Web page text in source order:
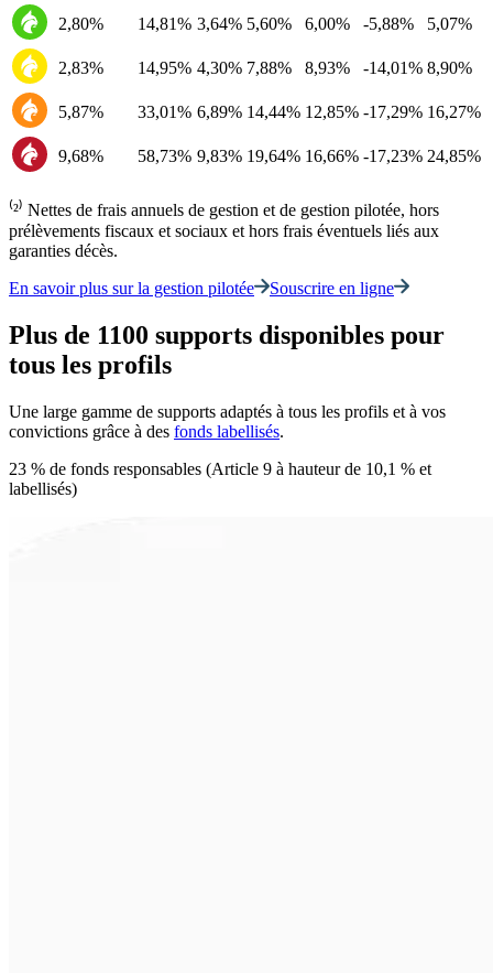
2,80% 14,81% 3,64% 5,60% 6,00% -5,88% 5,07%
2,83% 14,95% 4,30% 7,88% 8,93% -14,01% 8,90%
5,87% 33,01% 6,89% 14,44% 12,85% -17,29% 16,27%
9,68% 58,73% 9,83% 19,64% 16,66% -17,23% 24,85%
⁽²⁾ Nettes de frais annuels de gestion et de gestion pilotée, hors
prélèvements fiscaux et sociaux et hors frais éventuels liés aux
garanties décès.
En savoir plus sur la gestion pilotée
Souscrire en ligne
Plus de 1100 supports disponibles pour
tous les profils
Une large gamme de supports adaptés à tous les profils et à vos
convictions grâce à des fonds labellisés.
23 % de fonds responsables (Article 9 à hauteur de 10,1 % et
labellisés)